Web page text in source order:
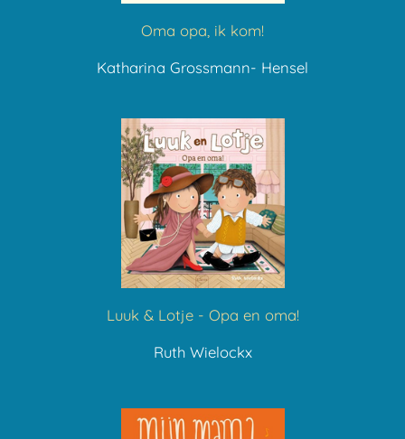
Oma opa, ik kom!
Katharina Grossmann- Hensel
Luuk & Lotje - Opa en oma!
Ruth Wielockx